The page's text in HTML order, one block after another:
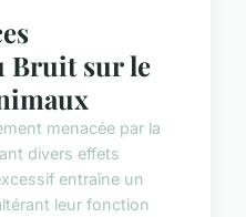
Bruit sur le
menacée par la
divers effets
entraîne un
leur fonction